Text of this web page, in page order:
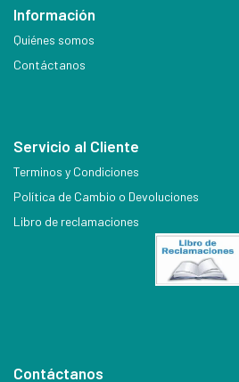
Información
Quiénes somos
Contáctanos
Servicio al Cliente
Terminos y Condiciones
Política de Cambio o Devoluciones
Libro de reclamaciones
Contáctanos